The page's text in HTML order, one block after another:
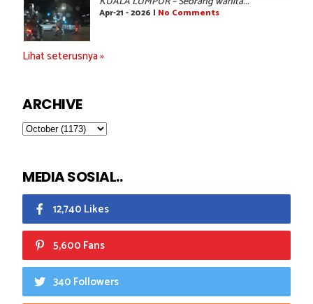
Apr-21 - 2026 | No Comments
Lihat seterusnya »
ARCHIVE
MEDIA SOSIAL..
12,740 Likes
5,600 Fans
340 Followers